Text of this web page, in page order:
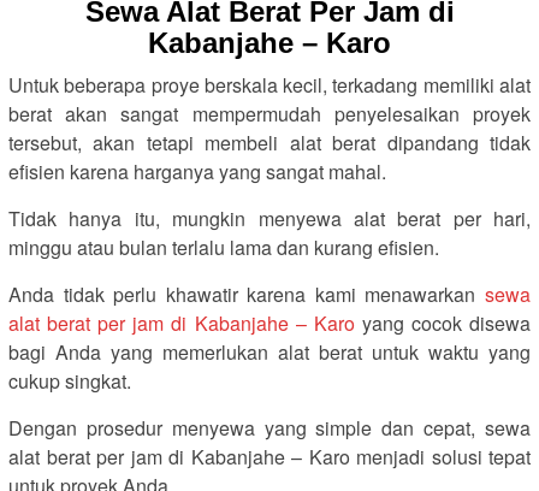
Sewa Alat Berat Per Jam di
Kabanjahe – Karo
Untuk beberapa proye berskala kecil, terkadang memiliki alat
berat akan sangat mempermudah penyelesaikan proyek
tersebut, akan tetapi membeli alat berat dipandang tidak
efisien karena harganya yang sangat mahal.
Tidak hanya itu, mungkin menyewa alat berat per hari,
minggu atau bulan terlalu lama dan kurang efisien.
Anda tidak perlu khawatir karena kami menawarkan sewa
alat berat per jam di Kabanjahe – Karoyang cocok disewa
bagi Anda yang memerlukan alat berat untuk waktu yang
cukup singkat.
Dengan prosedur menyewa yang simple dan cepat, sewa
alat berat per jam di Kabanjahe – Karo menjadi solusi tepat